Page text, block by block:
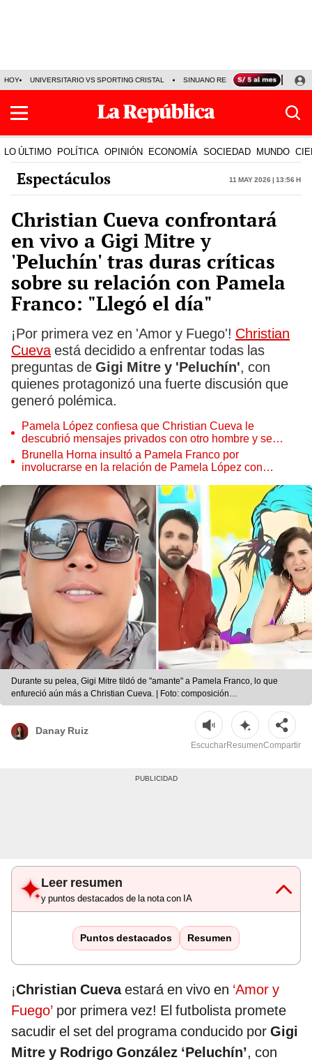
HOY UNIVERSITARIO VS SPORTING CRISTAL SINUANO RESULTADOS HOY
LO ÚLTIMO POLÍTICA OPINIÓN ECONOMÍA SOCIEDAD MUNDO
Espectáculos 11 May 2026 | 13:56 h
Christian Cueva confrontará
en vivo a Gigi Mitre y
'Peluchín' tras duras críticas
sobre su relación con Pamela
Franco: "Llegó el día"
¡Por primera vez en 'Amor y Fuego'! Christian
Cuevaestá decidido a enfrentar todas las
preguntas de Gigi Mitre y 'Peluchín', con
quienes protagonizó una fuerte discusión que
generó polémica.
Pamela López confiesa que Christian Cueva le
descubrió mensajes privados con otro hombre y se
desesperó: "Rompió la puerta del baño"
Brunella Horna insultó a Pamela Franco por
involucrarse en la relación de Pamela López con
Durante su pelea, Gigi Mitre tildó de "amante" a Pamela Franco, lo que
enfureció aún más a Christian Cueva. | Foto: composición
LR/Instagram/Willax
Danay Ruiz
EscucharResumenCompartir
Leer resumen
y puntos destacados de la nota con IA
Puntos destacados Resumen
¡Christian Cuevaestará en vivo en ‘Amor y
Fuego’ por primera vez! El futbolista promete
sacudir el set del programa conducido por Gigi
Mitre y Rodrigo González ‘Peluchín’, con